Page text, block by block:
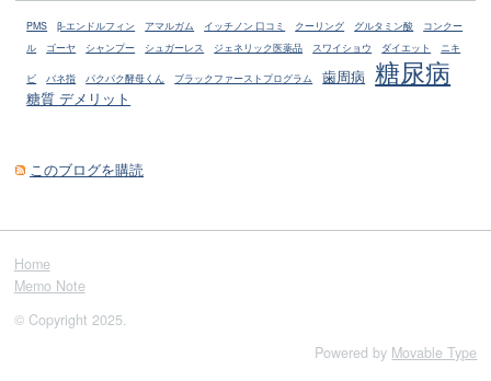
PMS β-エンドルフィン アマルガム イッチノン 口コミ クーリング グルタミン酸
コンクー
ル
ゴーヤ シャンプー シュガーレス ジェネリック医薬品 スワイショウ ダイエット ニキ
ビ バネ指 パクパク酵母くん ブラックファーストプログラム 歯周病 糖尿病
糖質 デメリット
このブログを購読
Home
Memo Note
© Copyright 2025.
Powered by Movable Type